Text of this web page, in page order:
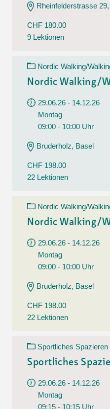
Rheinfelderstrasse
CHF 180.00
9 Lektionen
Nordic Walking/
Nordic Walking/
29.06.26 - 14.12.26
Montag
09:00 - 10:00 Uhr
Bruderholz, Basel
CHF 198.00
22 Lektionen
Nordic Walking/
Nordic Walking/
29.06.26 - 14.12.26
Montag
09:00 - 10:00 Uhr
Bruderholz, Basel
CHF 198.00
22 Lektionen
Sportliches Spazieren
Sportliches
29.06.26 - 14.12.26
Montag
09:15 - 10:15 Uhr